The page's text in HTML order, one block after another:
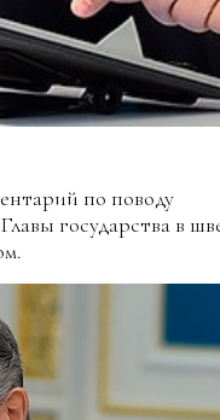
по поводу
государства в